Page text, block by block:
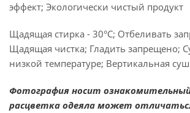
эффект; Экологически чистый продукт
Щадящая стирка - 30°C; Отбеливать
Щадящая чистка; Гладить запрещено;
низкой температуре; Вертикальная
Фотография носит
расцветка одеяла может